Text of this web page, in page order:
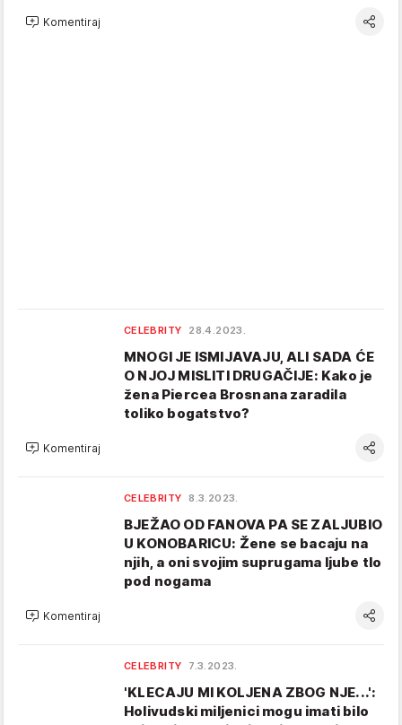
Komentiraj
CELEBRITY 28.4.2023.
MNOGI JE ISMIJAVAJU, ALI SADA ĆE
O NJOJ MISLITI DRUGAČIJE: Kako je
žena Piercea Brosnana zaradila
toliko bogatstvo?
Komentiraj
CELEBRITY 8.3.2023.
BJEŽAO OD FANOVA PA SE ZALJUBIO
U KONOBARICU: Žene se bacaju na
njih, a oni svojim suprugama ljube tlo
pod nogama
Komentiraj
CELEBRITY 7.3.2023.
'KLECAJU MI KOLJENA ZBOG NJE...':
Holivudski miljenici mogu imati bilo